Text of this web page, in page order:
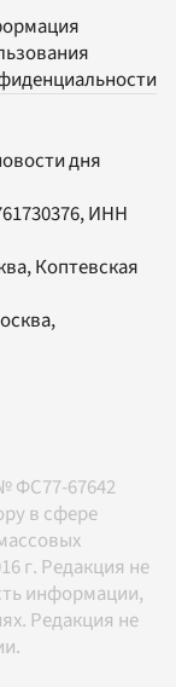
дня
ИНН
Коптевская
,
ФС77-67642
в сфере
г. Редакция не
информации,
Редакция не